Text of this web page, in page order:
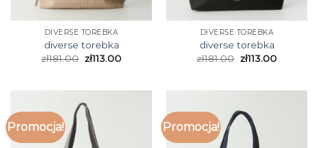
DIVERSE TOREBKA
diverse torebka
zł181.00 zł113.00
DIVERSE TOREBKA
diverse torebka
zł181.00 zł113.00
Promocja! Promocja!